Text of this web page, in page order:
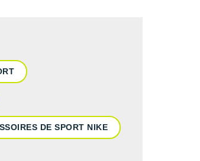
DE SPORT NIKE